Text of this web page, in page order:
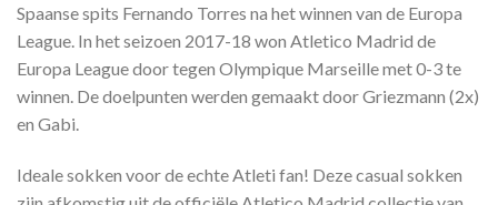
Spaanse spits Fernando Torres na het winnen van de Europa
League. In het seizoen 2017-18 won Atletico Madrid de
Europa League door tegen Olympique Marseille met 0-3 te
winnen. De doelpunten werden gemaakt door Griezmann (2x)
en Gabi.
Ideale sokken voor de echte Atleti fan! Deze casual sokken